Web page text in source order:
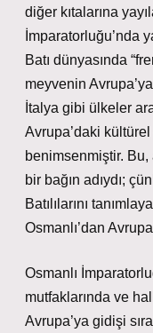
diğer kıtalarına
İmparatorluğu’nda
Batı dünyasında
meyvenin
İtalya gibi ülkeler
Avrupa’daki
benimsenmiştir. Bu,
bir bağın adıydı;
Batılılarını
Osmanlı’dan
Osmanlı
mutfaklarında ve
Avrupa’ya gidişi